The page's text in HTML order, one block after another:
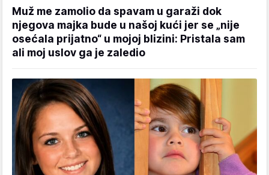
Muž me zamolio da spavam u garaži dok
njegova majka bude u našoj kući jer se „nije
osećala prijatno“ u mojoj blizini: Pristala sam
ali moj uslov ga je zaledio